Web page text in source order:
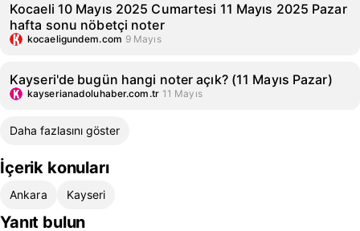
Kocaeli 10 Mayıs 2025 Cumartesi 11 Mayıs 2025 Pazar
hafta sonu nöbetçi noter
kocaeligundem.com 9 Mayıs
Kayseri'de bugün hangi noter açık? (11 Mayıs Pazar)
kayserianadoluhaber.com.tr 11 Mayıs
Daha fazlasını göster
İçerik konuları
Ankara Kayseri
Yanıt bulun